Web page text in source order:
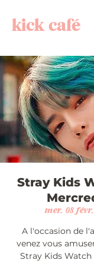
kick café
Stray Kids
mer. 08 févr.
A l'occasion de
venez vous
Stray Kids Watch